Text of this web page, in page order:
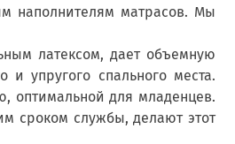
наполнителям матрасов. Мы
латексом, дает объемную
и упругого спального места.
оптимальной для младенцев.
сроком службы, делают этот